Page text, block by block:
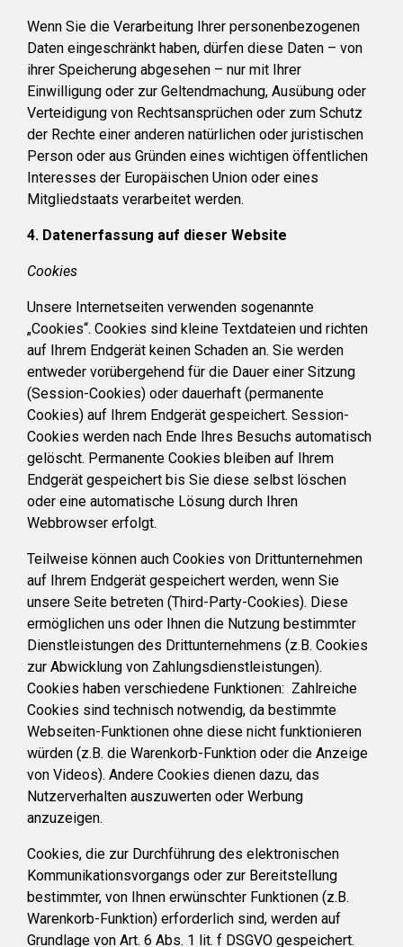
Wenn Sie die Verarbeitung Ihrer personenbezogenen
Daten eingeschränkt haben, dürfen diese Daten – von
ihrer Speicherung abgesehen – nur mit Ihrer
Einwilligung oder zur Geltendmachung, Ausübung oder
Verteidigung von Rechtsansprüchen oder zum Schutz
der Rechte einer anderen natürlichen oder juristischen
Person oder aus Gründen eines wichtigen öffentlichen
Interesses der Europäischen Union oder eines
Mitgliedstaats verarbeitet werden.
4. Datenerfassung auf dieser Website
Cookies
Unsere Internetseiten verwenden sogenannte
„Cookies“. Cookies sind kleine Textdateien und richten
auf Ihrem Endgerät keinen Schaden an. Sie werden
entweder vorübergehend für die Dauer einer Sitzung
(Session-Cookies) oder dauerhaft (permanente
Cookies) auf Ihrem Endgerät gespeichert. Session-
Cookies werden nach Ende Ihres Besuchs automatisch
gelöscht. Permanente Cookies bleiben auf Ihrem
Endgerät gespeichert bis Sie diese selbst löschen
oder eine automatische Lösung durch Ihren
Webbrowser erfolgt.
Teilweise können auch Cookies von Drittunternehmen
auf Ihrem Endgerät gespeichert werden, wenn Sie
unsere Seite betreten (Third-Party-Cookies). Diese
ermöglichen uns oder Ihnen die Nutzung bestimmter
Dienstleistungen des Drittunternehmens (z.B. Cookies
zur Abwicklung von Zahlungsdienstleistungen).
Cookies haben verschiedene Funktionen: Zahlreiche
Cookies sind technisch notwendig, da bestimmte
Webseiten-Funktionen ohne diese nicht funktionieren
würden (z.B. die Warenkorb-Funktion oder die Anzeige
von Videos). Andere Cookies dienen dazu, das
Nutzerverhalten auszuwerten oder Werbung
anzuzeigen.
Cookies, die zur Durchführung des elektronischen
Kommunikationsvorgangs oder zur Bereitstellung
bestimmter, von Ihnen erwünschter Funktionen (z.B.
Warenkorb-Funktion) erforderlich sind, werden auf
Grundlage von Art. 6 Abs. 1 lit. f DSGVO gespeichert.